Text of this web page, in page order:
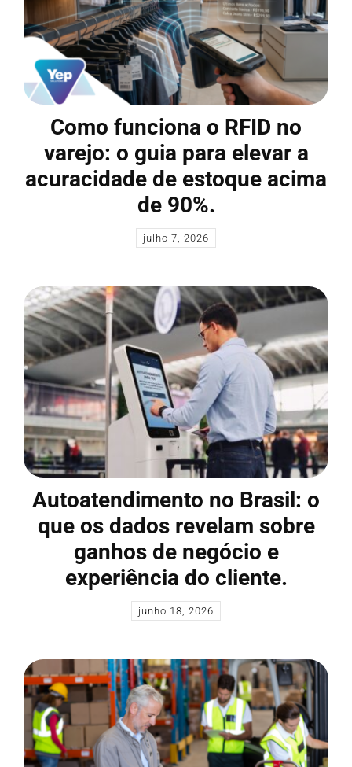
Como funciona o RFID no
varejo: o guia para elevar a
acuracidade de estoque acima
de 90%.
julho 7, 2026
Autoatendimento no Brasil: o
que os dados revelam sobre
ganhos de negócio e
experiência do cliente.
junho 18, 2026